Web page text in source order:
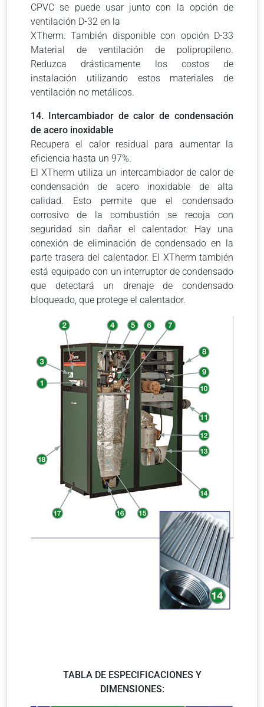
CPVC se puede usar junto con la opción de
ventilación D-32 en la
XTherm.También disponible con opción D-33
Material de ventilación de polipropileno.
Reduzca drásticamente los costos de
instalación utilizando estos materiales de
ventilación no metálicos.
14. Intercambiador de calor de condensación
de acero inoxidable
Recupera el calor residual para aumentar la
eficiencia hasta un 97%.
El XTherm utiliza un intercambiador de calor de
condensación de acero inoxidable de alta
calidad. Esto permite que el condensado
corrosivo de la combustión se recoja con
seguridad sin dañar el calentador. Hay una
conexión de eliminación de condensado en la
parte trasera del calentador. El XTherm también
está equipado con un interruptor de condensado
que detectará un drenaje de condensado
bloqueado, que protege el calentador.
TABLA DE ESPECIFICACIONES Y
DIMENSIONES: